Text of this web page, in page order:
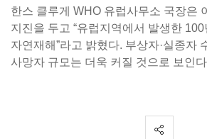
한스 클루게 WHO 유럽사무소 국장은
지진을 두고 “유럽지역에서 발생한 100
자연재해”라고 밝혔다. 부상자·실종자
사망자 규모는 더욱 커질 것으로 보인